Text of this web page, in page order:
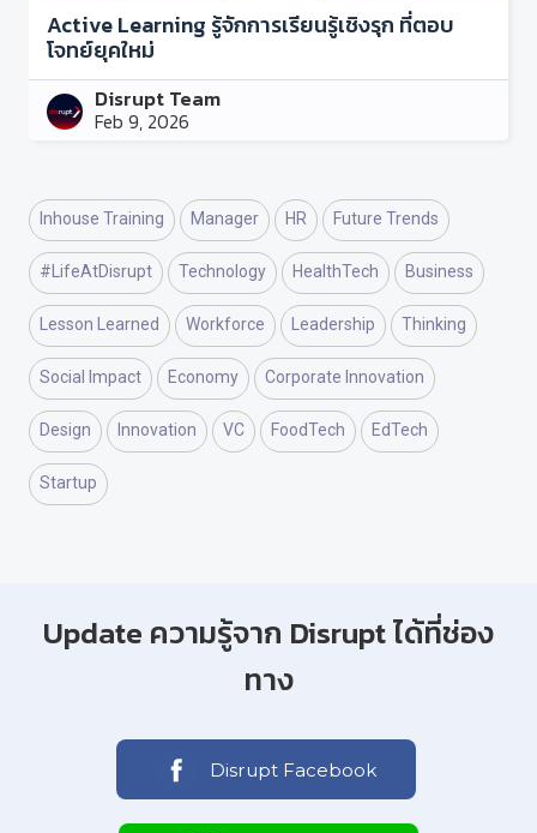
Active Learning รู้จักการเรียนรู้เชิงรุก ที่ตอบ
โจทย์ยุคใหม่
Disrupt Team
Feb 9, 2026
Inhouse Training Manager HR Future Trends
#LifeAtDisrupt Technology HealthTech Business
Lesson Learned Workforce Leadership Thinking
Social Impact Economy Corporate Innovation
Design Innovation VC FoodTech EdTech
Startup
Update ความรู้จาก Disrupt ได้ที่ช่อง
ทาง
Disrupt Facebook